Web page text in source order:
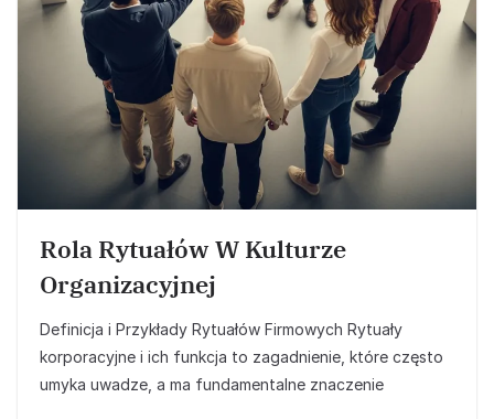
Rola Rytuałów W Kulturze
Organizacyjnej
Definicja i Przykłady Rytuałów Firmowych Rytuały
korporacyjne i ich funkcja to zagadnienie, które często
umyka uwadze, a ma fundamentalne znaczenie